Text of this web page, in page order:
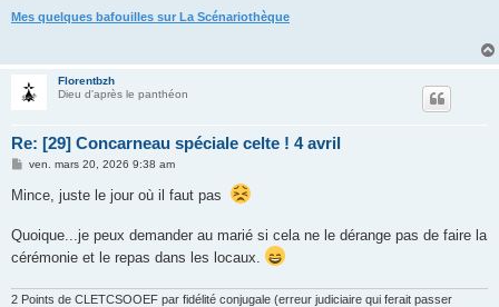
Mes quelques bafouilles sur La Scénariothèque
Florentbzh
Dieu d'après le panthéon
Re: [29] Concarneau spéciale celte ! 4 avril
M
s
s
g
e
ven. mars 20, 2026 9:38 am
Mince, juste le jour où il faut pas
Quoique...je peux demander au marié si cela ne le dérange pas de faire la
cérémonie et le repas dans les locaux.
2 Points de CLETCSOOEF par fidélité conjugale (erreur judiciaire qui ferait passer